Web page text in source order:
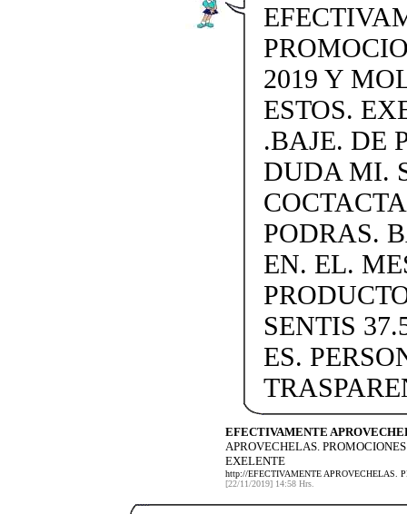
2019 Y
ESTOS.
.BAJE. DE
DUDA MI.
PODRAS.
EN. EL.
SENTIS
ES.
EFECTIVAMENTE
APROVECHELAS.
EXELENTE
http://EFECTIVAMENTE APROVECHELAS.
[22/11/2019] 14:58 Hrs.